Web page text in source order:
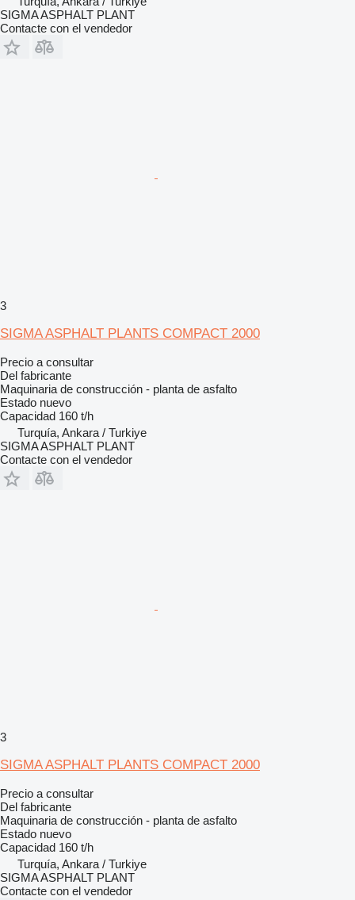
SIGMA ASPHALT PLANT
Contacte con el vendedor
3
SIGMA ASPHALT PLANTS COMPACT 2000
Precio a consultar
Del fabricante
Maquinaria de construcción - planta de asfalto
Estado nuevo
Capacidad 160 t/h
Turquía, Ankara / Turkiye
SIGMA ASPHALT PLANT
Contacte con el vendedor
3
SIGMA ASPHALT PLANTS COMPACT 2000
Precio a consultar
Del fabricante
Maquinaria de construcción - planta de asfalto
Estado nuevo
Capacidad 160 t/h
Turquía, Ankara / Turkiye
SIGMA ASPHALT PLANT
Contacte con el vendedor